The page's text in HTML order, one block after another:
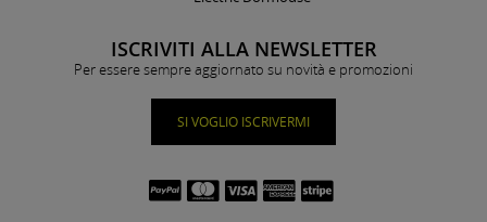
ISCRIVITI ALLA NEWSLETTER
Per essere sempre aggiornato su novità e promozioni
SI VOGLIO ISCRIVERMI